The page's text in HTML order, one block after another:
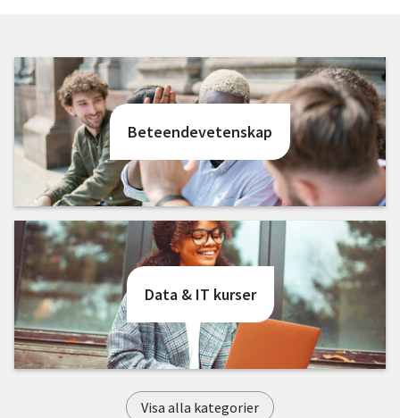
Nyheter
Avdelningar
Lyssna
Beteendevetenskap
Data & IT kurser
Visa alla kategorier